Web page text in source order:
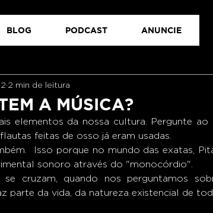
BLOG PODCAST ANUNCIE
A MÚSICA?
2 min de leitura
feitas de osso já eram usadas.
Isso porque no mundo das exatas,
sonoro através do "monocórdio".
se cruzam, quando nos perguntamos
parte da vida, da natureza existencial de